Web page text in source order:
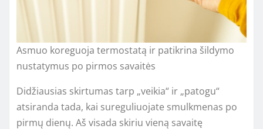
Asmuo koreguoja termostatą ir patikrina šildymo
nustatymus po pirmos savaitės
Didžiausias skirtumas tarp „veikia“ ir „patogu“
atsiranda tada, kai sureguliuojate smulkmenas po
pirmų dienų. Aš visada skiriu vieną savaitę